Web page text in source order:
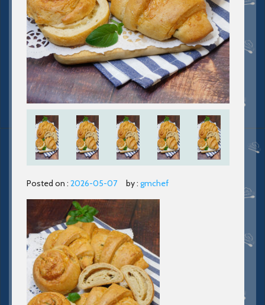
Posted on : 2026-05-07 by : gmchef